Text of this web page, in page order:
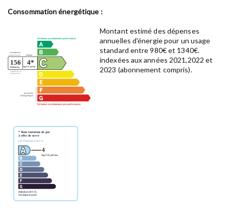
Consommation énergétique :
Montant estimé des dépenses
annuelles d'énergie pour un usage
standard entre 980€ et 1340€.
indexées aux années 2021,2022 et
2023 (abonnement compris).